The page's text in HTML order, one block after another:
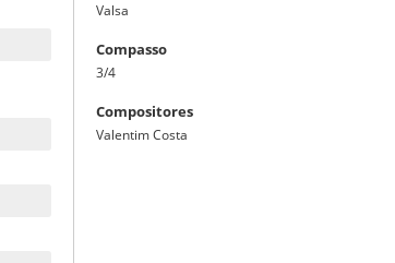
Valsa
Compasso
3/4
Compositores
Valentim Costa